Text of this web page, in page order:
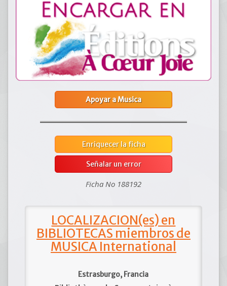
Apoyar a Musica
Enriquecer la ficha
Señalar un error
Ficha No 188192
LOCALIZACION(es) en
BIBLIOTECAS miembros de
MUSICA International
Estrasburgo, Francia